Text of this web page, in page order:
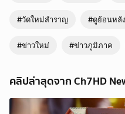
ข่าวเย็นประเด็นร้อน - คู่รักชาวต่า
คุณพระช่วยของแท้ ! นักท่องเที่ยว
#วัดใหม่สำราญ #ดูย้อนหลัง
#ข่าวใหม่ #ข่าวภูมิภาค
คลิปล่าสุดจาก Ch7HD